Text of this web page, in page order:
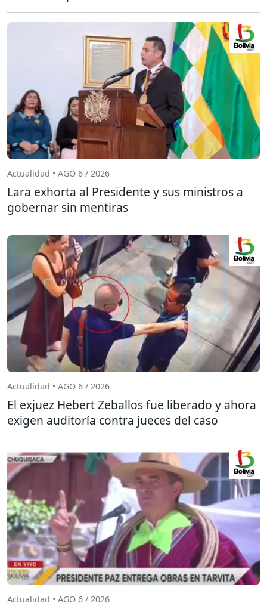
Actualidad • AGO 6 / 2026
Lara exhorta al Presidente y sus ministros a
gobernar sin mentiras
Actualidad • AGO 6 / 2026
El exjuez Hebert Zeballos fue liberado y ahora
exigen auditoría contra jueces del caso
Actualidad • AGO 6 / 2026